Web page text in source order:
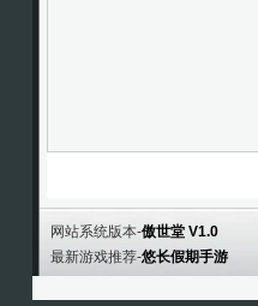
网站系统版本-傲世堂 V1.0
最新游戏推荐-悠长假期手游